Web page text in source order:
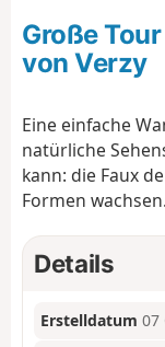
Große
von Verzy
Eine einfache
natürliche
kann: die Faux
Formen wachsen.
Details
Erstelldatum 07